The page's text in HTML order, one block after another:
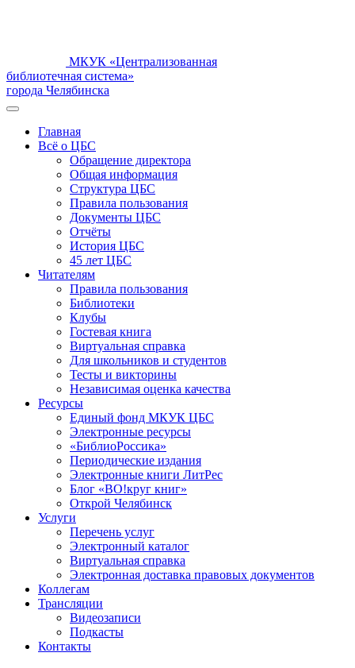
МКУК «Централизованная
библиотечная система»
города Челябинска
Главная
Всё о ЦБС
Обращение директора
Общая информация
Структура ЦБС
Правила пользования
Документы ЦБС
Отчёты
История ЦБС
45 лет ЦБС
Читателям
Правила пользования
Библиотеки
Клубы
Гостевая книга
Виртуальная справка
Для школьников и студентов
Тесты и викторины
Независимая оценка качества
Ресурсы
Единый фонд МКУК ЦБС
Электронные ресурсы
«БиблиоРоссика»
Периодические издания
Электронные книги ЛитРес
Блог «ВО!круг книг»
Открой Челябинск
Услуги
Перечень услуг
Электронный каталог
Виртуальная справка
Электронная доставка правовых документов
Коллегам
Трансляции
Видеозаписи
Подкасты
Контакты